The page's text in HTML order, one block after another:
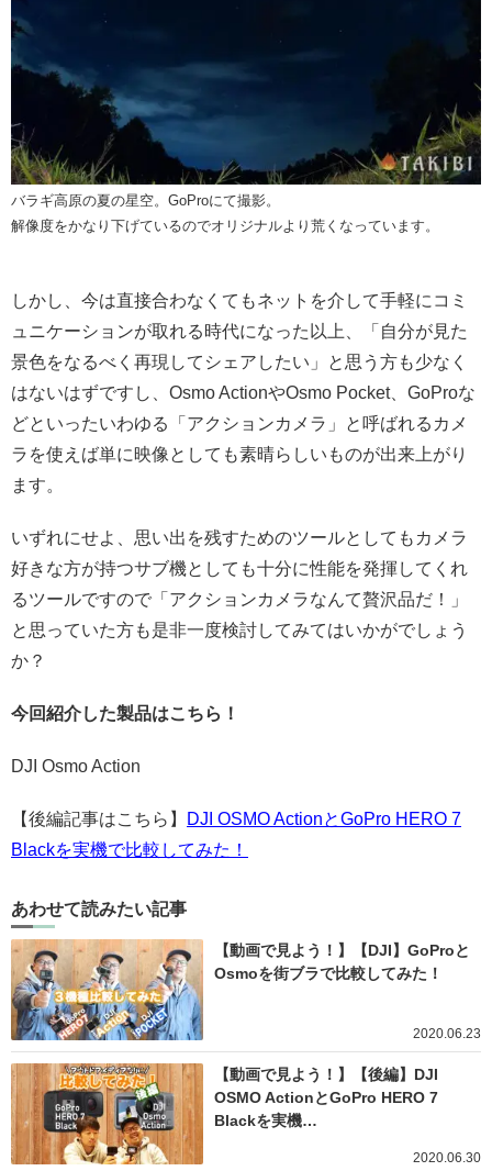
バラギ高原の夏の星空。GoProにて撮影。
解像度をかなり下げているのでオリジナルより荒くなっています。
しかし、今は直接合わなくてもネットを介して手軽にコミ
ュニケーションが取れる時代になった以上、「自分が見た
景色をなるべく再現してシェアしたい」と思う方も少なく
はないはずですし、Osmo ActionやOsmo Pocket、GoProな
どといったいわゆる「アクションカメラ」と呼ばれるカメ
ラを使えば単に映像としても素晴らしいものが出来上がり
ます。
いずれにせよ、思い出を残すためのツールとしてもカメラ
好きな方が持つサブ機としても十分に性能を発揮してくれ
るツールですので「アクションカメラなんて贅沢品だ！」
と思っていた方も是非一度検討してみてはいかがでしょう
か？
今回紹介した製品はこちら！
DJI Osmo Action
【後編記事はこちら】
DJI OSMO ActionとGoPro HERO 7
Blackを実機で比較してみた！
あわせて読みたい記事
【動画で見よう！】【DJI】GoProと
Osmoを街ブラで比較してみた！
2020.06.23
【動画で見よう！】【後編】DJI
OSMO ActionとGoPro HERO 7
Blackを実機…
2020.06.30